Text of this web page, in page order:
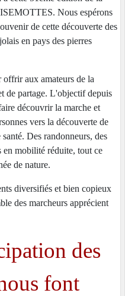
Nous espérons
de cette découverte des
en pays des pierres
offrir aux amateurs de la
de partage. L'objectif depuis
découvrir la marche et
vers la découverte de
Des randonneurs, des
en mobilité réduite, tout ce
de nature.
diversifiés et bien copieux
des marcheurs apprécient
des
font